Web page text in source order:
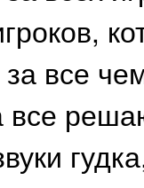
все
все